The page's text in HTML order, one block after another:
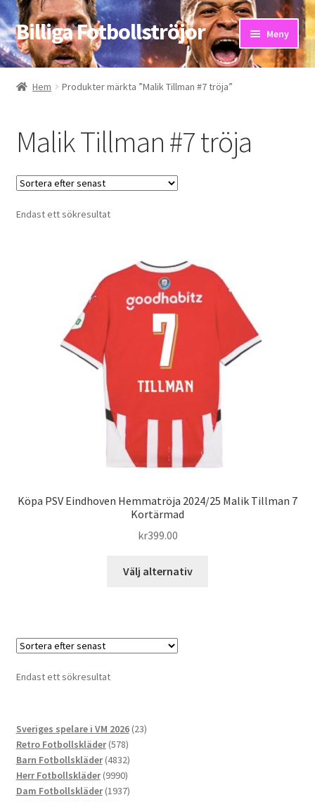
Hoppa
till
navigering
Hoppa
till
innehåll
Billiga Fotbollströjor Meny
Hem
Butik
Kassa
Kontakta oss
Hem Produkter märkta ”Malik Tillman #7 tröja”
Malik Tillman #7 tröja
Endast ett sökresultat
Köpa PSV Eindhoven Hemmatröja 2024/25 Malik Tillman 7
Kortärmad
kr399.00
Välj alternativ
Endast ett sökresultat
Sveriges spelare i VM 2026 2323
Retro Fotbollskläder 578578
produkter
Barn Fotbollskläder 48324832
produkter
Herr Fotbollskläder 99909990
produkter
Dam Fotbollskläder 19371937